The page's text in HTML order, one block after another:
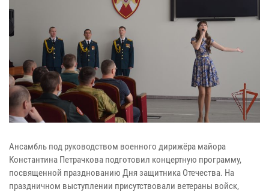
Ансамбль под руководством военного дирижёра майора
Константина Петрачкова подготовил концертную программу,
посвященной празднованию Дня защитника Отечества. На
праздничном выступлении присутствовали ветераны войск,